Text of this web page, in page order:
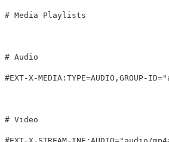
# Media Playlists
# Audio
#EXT-X-MEDIA:TYPE=AUDIO,GROUP-
# Video